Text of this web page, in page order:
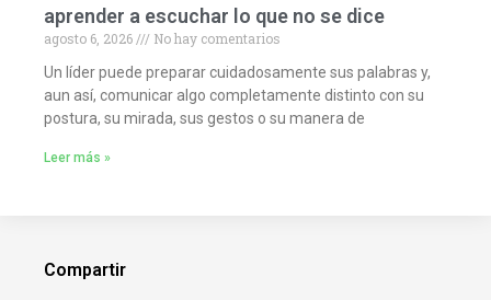
aprender a escuchar lo que no se dice
agosto 6, 2026
No hay comentarios
Un líder puede preparar cuidadosamente sus palabras y,
aun así, comunicar algo completamente distinto con su
postura, su mirada, sus gestos o su manera de
Leer más »
Compartir